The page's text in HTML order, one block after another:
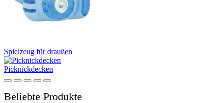
Spielzeug für draußen
Picknickdecken
Beliebte Produkte